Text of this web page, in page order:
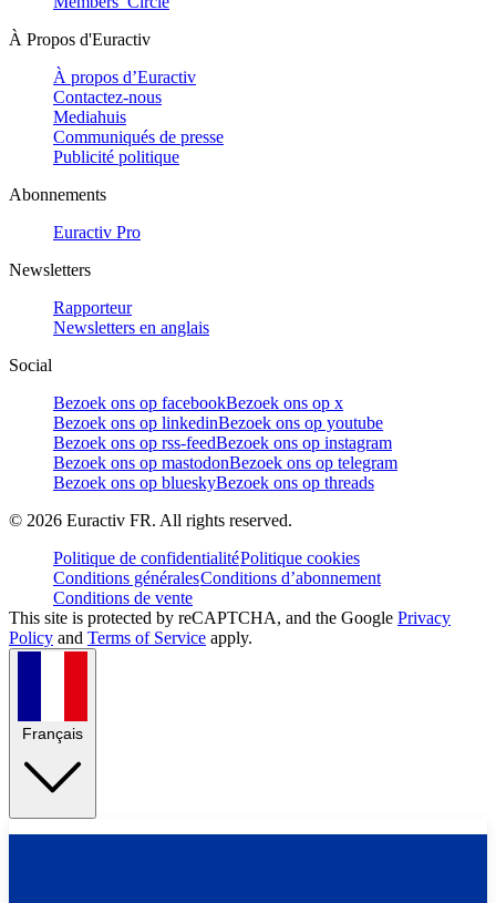
À Propos d'Euractiv
À propos d’Euractiv
Contactez-nous
Mediahuis
Communiqués de presse
Publicité politique
Abonnements
Euractiv Pro
Newsletters
Rapporteur
Newsletters en anglais
Social
Bezoek ons op facebookBezoek ons op x
Bezoek ons op linkedinBezoek ons op youtube
Bezoek ons op rss-feedBezoek ons op instagram
Bezoek ons op mastodonBezoek ons op telegram
Bezoek ons op blueskyBezoek ons op threads
© 2026 Euractiv FR. All rights reserved.
Politique de confidentialitéPolitique cookies
Conditions généralesConditions d’abonnement
Conditions de vente
This site is protected by reCAPTCHA, and the Google Privacy
Policy and Terms of Service apply.
Français